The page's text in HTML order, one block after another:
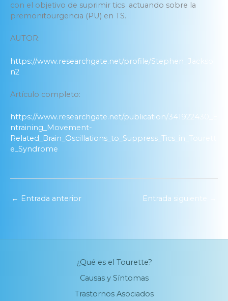
con el objetivo de suprimir tics actuando sobre la
premonitourgencia (PU) en TS.
AUTOR:
https://www.researchgate.net/profile/Stephen_Jackso
n2
Artículo completo:
https://www.researchgate.net/publication/341922430_E
ntraining_Movement-
Related_Brain_Oscillations_to_Suppress_Tics_in_Tourett
e_Syndrome
← Entrada anterior Entrada siguiente
¿Qué es el Tourette?
Causas y Síntomas
Trastornos Asociados